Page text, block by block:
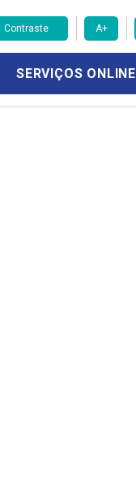
Contraste A+
SERVIÇOS ONLINE